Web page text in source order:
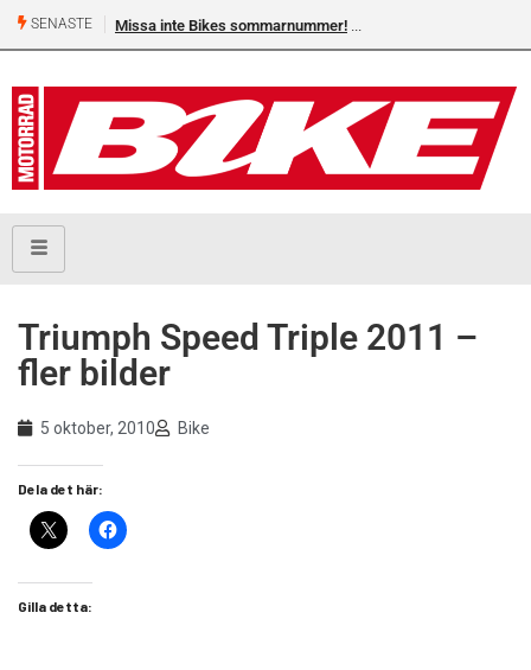
SENASTE Missa inte Bikes sommarnummer!
Triumph Speed Triple 2011 –
fler bilder
5 oktober, 2010 Bike
Dela det här:
Gilla detta: